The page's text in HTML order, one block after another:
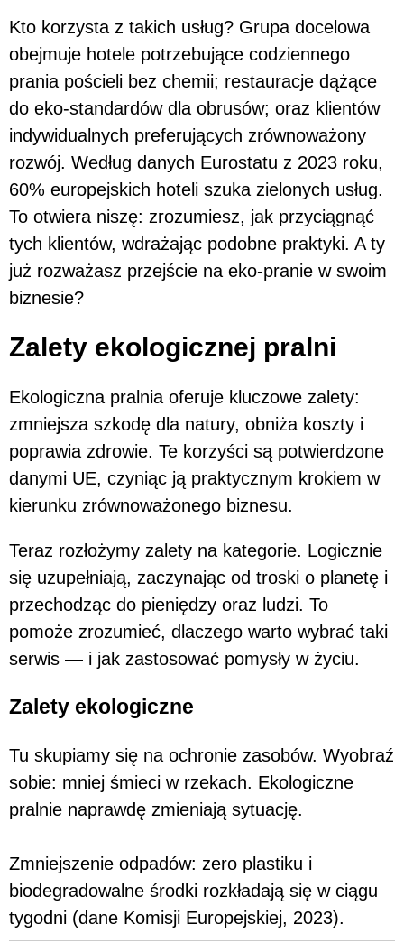
Kto korzysta z takich usług? Grupa docelowa
obejmuje hotele potrzebujące codziennego
prania pościeli bez chemii; restauracje dążące
do eko-standardów dla obrusów; oraz klientów
indywidualnych preferujących zrównoważony
rozwój. Według danych Eurostatu z 2023 roku,
60% europejskich hoteli szuka zielonych usług.
To otwiera niszę: zrozumiesz, jak przyciągnąć
tych klientów, wdrażając podobne praktyki. A ty
już rozważasz przejście na eko-pranie w swoim
biznesie?
Zalety ekologicznej pralni
Ekologiczna pralnia oferuje kluczowe zalety:
zmniejsza szkodę dla natury, obniża koszty i
poprawia zdrowie. Te korzyści są potwierdzone
danymi UE, czyniąc ją praktycznym krokiem w
kierunku zrównoważonego biznesu.
Teraz rozłożymy zalety na kategorie. Logicznie
się uzupełniają, zaczynając od troski o planetę i
przechodząc do pieniędzy oraz ludzi. To
pomoże zrozumieć, dlaczego warto wybrać taki
serwis — i jak zastosować pomysły w życiu.
Zalety ekologiczne
Tu skupiamy się na ochronie zasobów. Wyobraź
sobie: mniej śmieci w rzekach. Ekologiczne
pralnie naprawdę zmieniają sytuację.
Zmniejszenie odpadów: zero plastiku i
biodegradowalne środki rozkładają się w ciągu
tygodni (dane Komisji Europejskiej, 2023).